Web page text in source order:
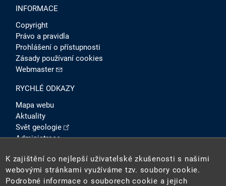
INFORMACE
Copyright
Právo a pravidla
Prohlášení o přístupnosti
Zásady používaní cookies
Webmaster
RYCHLÉ ODKAZY
Mapa webu
Aktuality
Svět geologie
Administrace
SOCIÁLNÍ SÍTĚ
K zajištění co nejlepší uživatelské zkušenosti s našimi
webovými stránkami využíváme tzv. soubory cookie.
Podrobné informace o souborech cookie a jejich